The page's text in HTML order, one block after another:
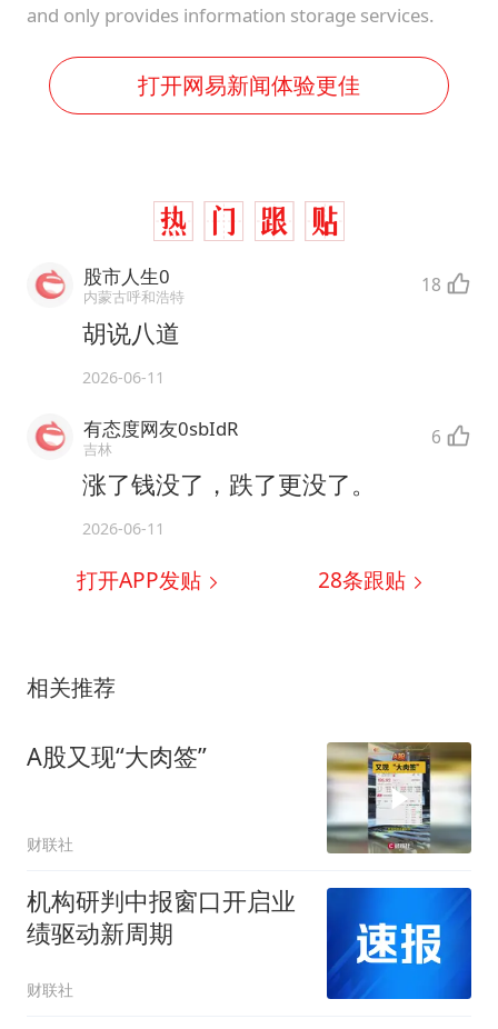
and only provides information storage services.
打开网易新闻体验更佳
股市人生0
内蒙古呼和浩特 18
胡说八道
2026-06-11
有态度网友0sbIdR
吉林 6
涨了钱没了，跌了更没了。
2026-06-11
打开APP发贴 28条跟贴
相关推荐
A股又现“大肉签”
财联社
机构研判中报窗口开启业
绩驱动新周期
财联社